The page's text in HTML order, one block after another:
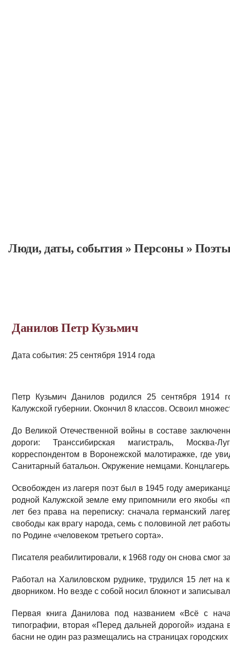
Люди, даты, cобытия»Персоны »
Данилов Петр Кузьмич
Дата события: 25 сентября 1914 года
Петр Кузьмич Данилов родился 25 сентября 1914
Калужской губернии. Окончил 8 классов. Освоил
До Великой Отечественной войны в составе
дороги: Транссибирская магистраль, Москва-
корреспондентом в Воронежской малотиражке, где
Санитарный батальон. Окружение немцами.
Освобожден из лагеря поэт был в 1945 году
родной Калужской земле ему припомнили его якобы
лет без права на переписку: сначала германский
свободы как врагу народа, семь с половиной лет
по Родине «человеком третьего сорта».
Писателя реабилитировали, к 1968 году он снова смог
Работал на Халиловском руднике, трудился 15 лет
дворником. Но везде с собой носил блокнот и
Первая книга Данилова под названием «Всё с
типографии, вторая «Перед дальней дорогой» издана
басни не один раз размещались на страницах